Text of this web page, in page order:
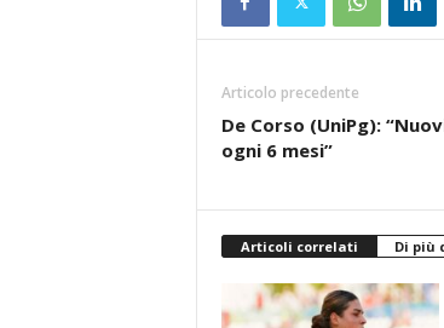
Articolo precedente
De Corso (UniPg):
ogni 6 mesi”
Articoli correlati Di più